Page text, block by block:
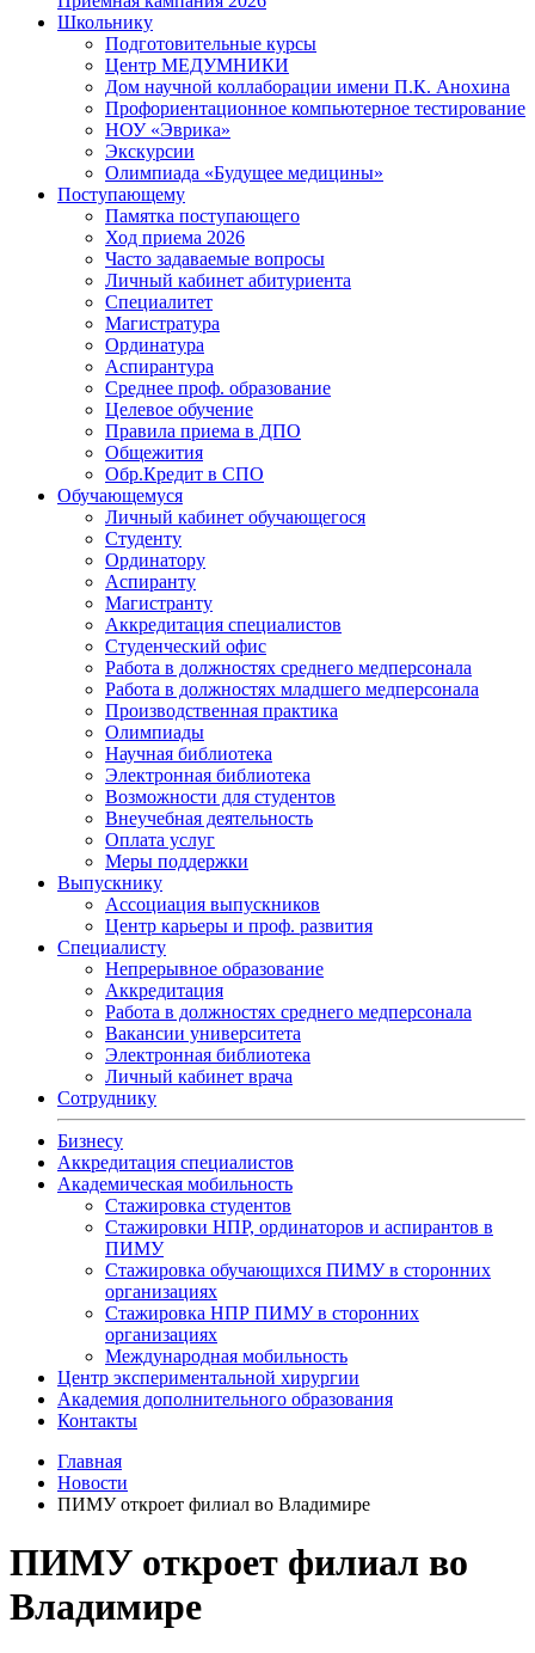
Школьнику
Подготовительные курсы
Центр МЕДУМНИКИ
Дом научной коллаборации имени П.К. Анохина
Профориентационное компьютерное тестирование
НОУ «Эврика»
Экскурсии
Олимпиада «Будущее медицины»
Поступающему
Памятка поступающего
Ход приема 2026
Часто задаваемые вопросы
Личный кабинет абитуриента
Специалитет
Магистратура
Ординатура
Аспирантура
Среднее проф. образование
Целевое обучение
Правила приема в ДПО
Общежития
Обр.Кредит в СПО
Обучающемуся
Личный кабинет обучающегося
Студенту
Ординатору
Аспиранту
Магистранту
Аккредитация специалистов
Студенческий офис
Работа в должностях среднего медперсонала
Работа в должностях младшего медперсонала
Производственная практика
Олимпиады
Научная библиотека
Электронная библиотека
Возможности для студентов
Внеучебная деятельность
Оплата услуг
Меры поддержки
Выпускнику
Ассоциация выпускников
Центр карьеры и проф. развития
Специалисту
Непрерывное образование
Аккредитация
Работа в должностях среднего медперсонала
Вакансии университета
Электронная библиотека
Личный кабинет врача
Сотруднику
Бизнесу
Аккредитация специалистов
Академическая мобильность
Стажировка студентов
Стажировки НПР, ординаторов и аспирантов в
ПИМУ
Стажировка обучающихся ПИМУ в сторонних
организациях
Стажировка НПР ПИМУ в сторонних
организациях
Международная мобильность
Центр экспериментальной хирургии
Академия дополнительного образования
Контакты
Главная
Новости
ПИМУ откроет филиал во Владимире
ПИМУ откроет филиал во
Владимире